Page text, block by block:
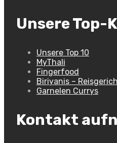
Unsere Top-
Unsere Top 10
MyThali
Fingerfood
Biriyanis –
Garnelen Currys
Kontakt